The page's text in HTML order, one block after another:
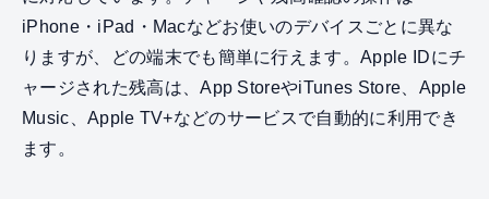
iPhone・iPad・Macなどお使いのデバイスごとに異な
りますが、どの端末でも簡単に行えます。Apple IDにチ
ャージされた残高は、App StoreやiTunes Store、Apple
Music、Apple TV+などのサービスで自動的に利用でき
ます。